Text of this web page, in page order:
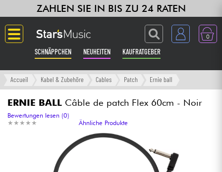
ZAHLEN SIE IN BIS ZU 24 RATEN
0
SCHNÄPPCHEN NEUHEITEN KAUFRATGEBER
Langue
Gitarre & Bass
Verstärker & Effekte
Klaviere & Piano
Accueil Kabel & Zubehöre Cables Patch Ernie ball
ERNIE BALL Câble de patch Flex 60cm - Noir
★ ★ ★ ★ ★
★ ★ ★ ★ ★
Bewertungen lesen (0)
Ähnliche Produkte